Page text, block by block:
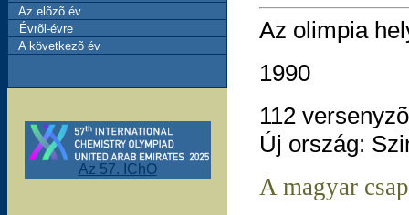
Az elõzõ év
Évrõl-évre
A következõ év
Az 57. IChO
Az olimpia
1990
112
Új ország:
A magyar